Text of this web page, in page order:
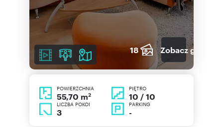
18 Zobacz galerię
POWIERZCHNIA
55,70 m2
PIĘTRO
10 / 10
LICZBA POKOI
3
PARKING
-